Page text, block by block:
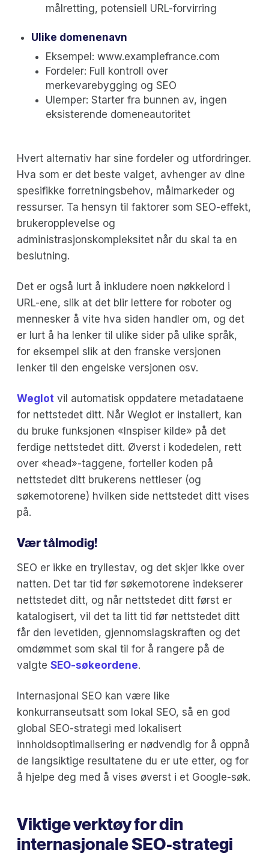
målretting, potensiell URL-forvirring
Ulike domenenavn
Eksempel: www.examplefrance.com
Fordeler: Full kontroll over
merkevarebygging og SEO
Ulemper: Starter fra bunnen av, ingen
eksisterende domeneautoritet
Hvert alternativ har sine fordeler og utfordringer.
Hva som er det beste valget, avhenger av dine
spesifikke forretningsbehov, målmarkeder og
ressurser. Ta hensyn til faktorer som SEO-effekt,
brukeropplevelse og
administrasjonskompleksitet når du skal ta en
beslutning.
Det er også lurt å inkludere noen nøkkelord i
URL-ene, slik at det blir lettere for roboter og
mennesker å vite hva siden handler om, og det
er lurt å ha lenker til ulike sider på ulike språk,
for eksempel slik at den franske versjonen
lenker til den engelske versjonen osv.
Weglot vil automatisk oppdatere metadataene
for nettstedet ditt. Når Weglot er installert, kan
du bruke funksjonen «Inspiser kilde» på det
ferdige nettstedet ditt. Øverst i kodedelen, rett
over «head»-taggene, forteller koden på
nettstedet ditt brukerens nettleser (og
søkemotorene) hvilken side nettstedet ditt vises
på.
Vær tålmodig!
SEO er ikke en tryllestav, og det skjer ikke over
natten. Det tar tid før søkemotorene indekserer
nettstedet ditt, og når nettstedet ditt først er
katalogisert, vil det ta litt tid før nettstedet ditt
får den levetiden, gjennomslagskraften og det
omdømmet som skal til for å rangere på de
valgte SEO-søkeordene.
Internasjonal SEO kan være like
konkurranseutsatt som lokal SEO, så en god
global SEO-strategi med lokalisert
innholdsoptimalisering er nødvendig for å oppnå
de langsiktige resultatene du er ute etter, og for
å hjelpe deg med å vises øverst i et Google-søk.
Viktige verktøy for din
internasjonale SEO-strategi